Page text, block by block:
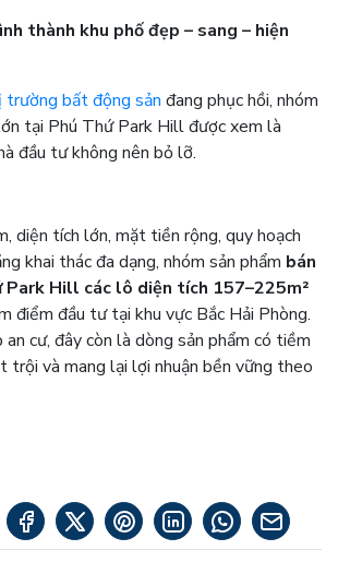
thành khu phố đẹp – sang – hiện
trường bất động sản đang phục hồi, nhóm
tại Phú Thứ Park Hill được xem là
đầu tư không nên bỏ lỡ.
diện tích lớn, mặt tiền rộng, quy hoạch
khai thác đa dạng, nhóm sản phẩm bán
Park Hill các lô diện tích 157–225m²
điểm đầu tư tại khu vực Bắc Hải Phòng.
an cư, đây còn là dòng sản phẩm có tiềm
trội và mang lại lợi nhuận bền vững theo